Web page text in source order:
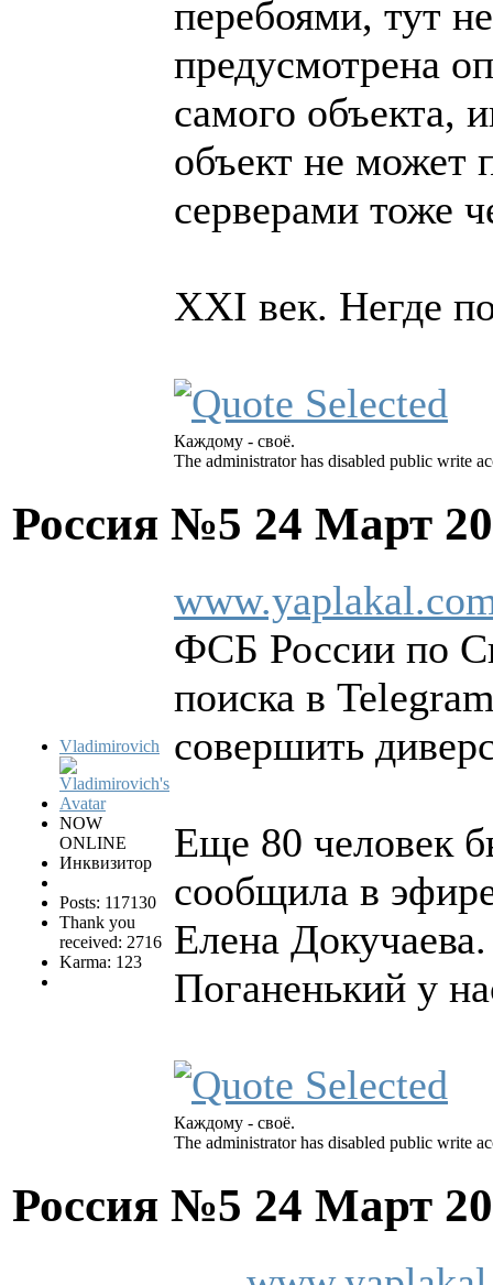
перебоями, тут
предусмотрена
самого объекта,
объект не может
серверами тоже
XXI век. Негде
Каждому - своё.
The administrator has disabled public write
Россия №5 24 Март
Vladimirovich
NOW
ONLINE
Инквизитор
Posts: 117130
Thank you
received: 2716
Karma: 123
ФСБ России по
поиска в
совершить
Еще 80 человек
сообщила в
Елена Докучаева.
Поганенький у
Каждому - своё.
The administrator has disabled public write
Россия №5 24 Март